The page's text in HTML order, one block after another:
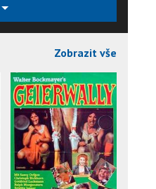
Zobrazit vše